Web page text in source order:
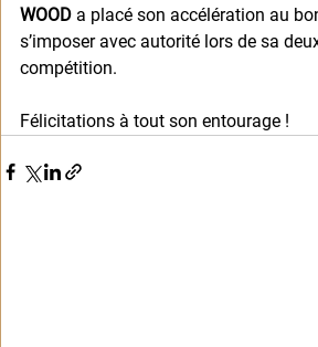
WOOD a placé son accélération au
s’imposer avec autorité lors de sa
compétition.
Félicitations à tout son entourage !